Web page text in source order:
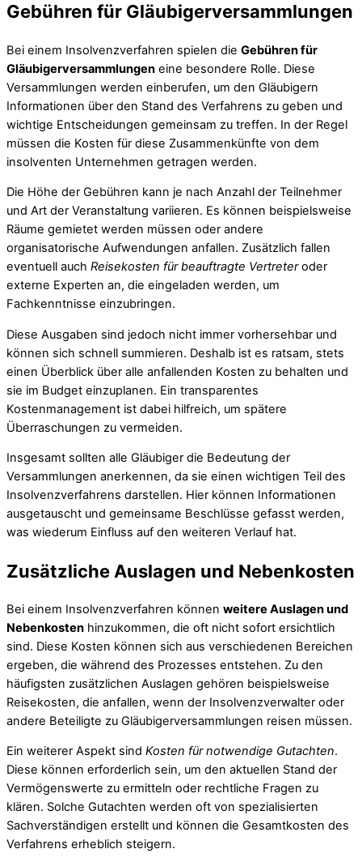
Gebühren für Gläubigerversammlungen
Bei einem Insolvenzverfahren spielen die Gebühren für
Gläubigerversammlungen eine besondere Rolle. Diese
Versammlungen werden einberufen, um den Gläubigern
Informationen über den Stand des Verfahrens zu geben und
wichtige Entscheidungen gemeinsam zu treffen. In der Regel
müssen die Kosten für diese Zusammenkünfte von dem
insolventen Unternehmen getragen werden.
Die Höhe der Gebühren kann je nach Anzahl der Teilnehmer
und Art der Veranstaltung variieren. Es können beispielsweise
Räume gemietet werden müssen oder andere
organisatorische Aufwendungen anfallen. Zusätzlich fallen
eventuell auch Reisekosten für beauftragte Vertreteroder
externe Experten an, die eingeladen werden, um
Fachkenntnisse einzubringen.
Diese Ausgaben sind jedoch nicht immer vorhersehbar und
können sich schnell summieren. Deshalb ist es ratsam, stets
einen Überblick über alle anfallenden Kosten zu behalten und
sie im Budget einzuplanen. Ein transparentes
Kostenmanagement ist dabei hilfreich, um spätere
Überraschungen zu vermeiden.
Insgesamt sollten alle Gläubiger die Bedeutung der
Versammlungen anerkennen, da sie einen wichtigen Teil des
Insolvenzverfahrens darstellen. Hier können Informationen
ausgetauscht und gemeinsame Beschlüsse gefasst werden,
was wiederum Einfluss auf den weiteren Verlauf hat.
Zusätzliche Auslagen und Nebenkosten
Bei einem Insolvenzverfahren können weitere Auslagen und
Nebenkosten hinzukommen, die oft nicht sofort ersichtlich
sind. Diese Kosten können sich aus verschiedenen Bereichen
ergeben, die während des Prozesses entstehen. Zu den
häufigsten zusätzlichen Auslagen gehören beispielsweise
Reisekosten, die anfallen, wenn der Insolvenzverwalter oder
andere Beteiligte zu Gläubigerversammlungen reisen müssen.
Ein weiterer Aspekt sind Kosten für notwendige Gutachten.
Diese können erforderlich sein, um den aktuellen Stand der
Vermögenswerte zu ermitteln oder rechtliche Fragen zu
klären. Solche Gutachten werden oft von spezialisierten
Sachverständigen erstellt und können die Gesamtkosten des
Verfahrens erheblich steigern.